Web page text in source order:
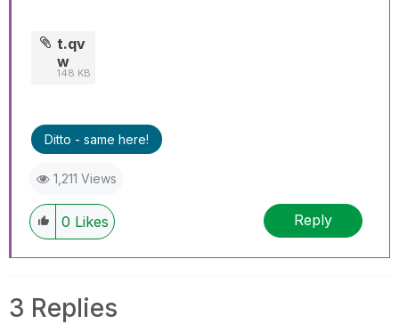
t.qv
w
148 KB
Ditto - same here!
1,211 Views
0 Likes Reply
3 Replies